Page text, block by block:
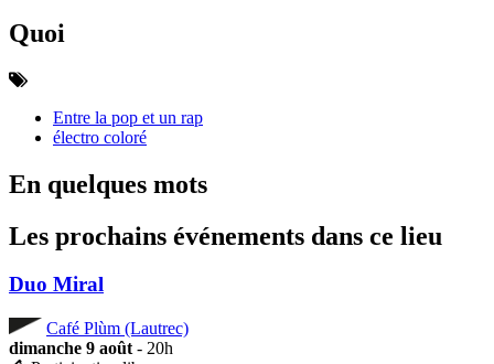
Quoi
Entre la pop et un rap
électro coloré
En quelques mots
Les prochains événements dans ce lieu
Duo Miral
Café Plùm (Lautrec)
dimanche 9 août - 20h